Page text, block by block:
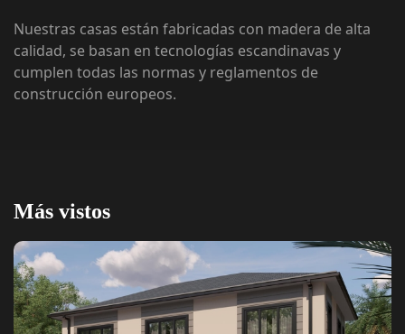
Nuestras casas están fabricadas con madera de alta
calidad, se basan en tecnologías escandinavas y
cumplen todas las normas y reglamentos de
construcción europeos.
Más vistos